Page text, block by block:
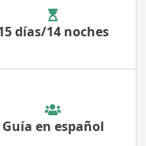
días/14 noches
Guía en español